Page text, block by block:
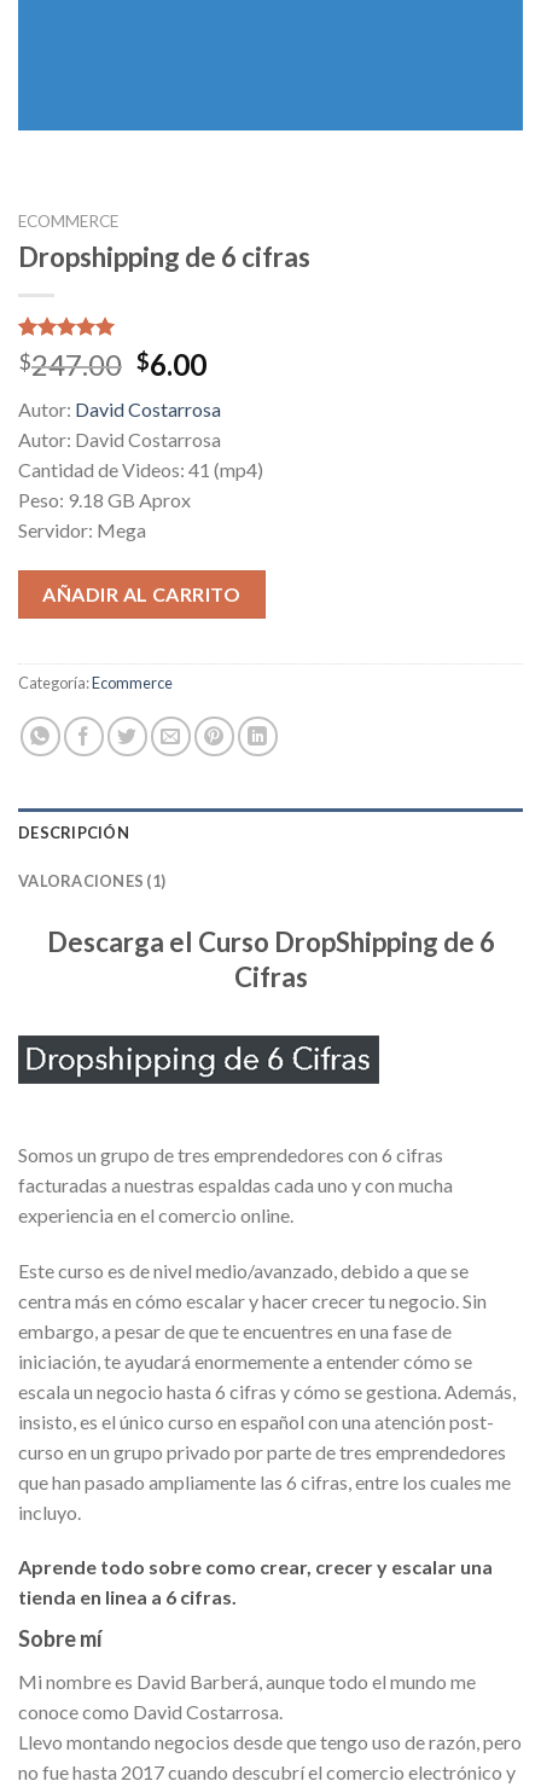
ECOMMERCE
Dropshipping de 6 cifras
Valorado
5.00sobre
en
1
puntuación
de cliente
$247.00 Original
was:
$247.00.
$6.00Current
is:
$6.00.
Autor: David Costarrosa
Autor: David Costarrosa
Cantidad de Videos: 41 (mp4)
Peso: 9.18 GB Aprox
Servidor: Mega
AÑADIR AL CARRITO
Categoría:Ecommerce
DESCRIPCIÓN
VALORACIONES (1)
Descarga el Curso DropShipping de 6
Cifras
Somos un grupo de tres emprendedores con 6 cifras
facturadas a nuestras espaldas cada uno y con mucha
experiencia en el comercio online.
Este curso es de nivel medio/avanzado, debido a que se
centra más en cómo escalar y hacer crecer tu negocio. Sin
embargo, a pesar de que te encuentres en una fase de
iniciación, te ayudará enormemente a entender cómo se
escala un negocio hasta 6 cifras y cómo se gestiona. Además,
insisto, es el único curso en español con una atención post-
curso en un grupo privado por parte de tres emprendedores
que han pasado ampliamente las 6 cifras, entre los cuales me
incluyo.
Aprende todo sobre como crear, crecer y escalar una
tienda en linea a 6 cifras.
Sobre mí
Mi nombre es David Barberá, aunque todo el mundo me
conoce como David Costarrosa.
Llevo montando negocios desde que tengo uso de razón, pero
no fue hasta 2017 cuando descubrí el comercio electrónico y